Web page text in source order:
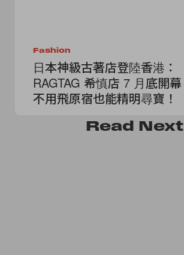
Fashion
日本神級古著店登陸香港：
RAGTAG 希慎店 7 月底開幕
不用飛原宿也能精明尋寶！
Read Next